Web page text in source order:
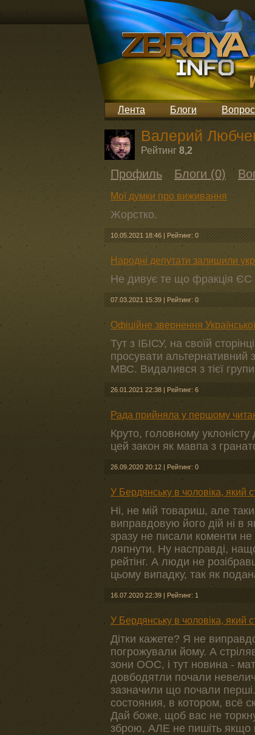
Лента Блоги
Валерий
Рейтинг 8,2
Профиль Блоги (0)
Мої думки про виживання
Жорстко.
10.05.2021 18:46 | Рейтинг: 0
Народні депутати залишили
Не дивує те що фракція ЄС
07.03.2021 15:39 | Рейтинг: 0
Офіційне звернення
Тут з ІБІСУ, на своїй
просувати альтернативний
МВС. Видалився з тієї
26.01.2021 22:38 | Рейтинг: 6
Рада прийняла у першому
Круто, головному
цей закон як мавпа з
26.09.2020 20:12 | Рейтинг: 0
У Бердянську в чоловіка, який
Ні, не мій товариш, але
виправдовую його дій ні в
зразу не писали коменти
ляпнути. Ну насправді,
рейтінг. А люди не
цьому випадку, так як
16.07.2020 22:39 | Рейтинг: 1
У Бердянську в чоловіка, який
Дітки кажете? Я не
погрожували йому. А
зони ООС, і тут новина -
довбодятли почали
зазначили що почали
состояния, в котором, всё
Дай боже, щоб вас не
зброю, АЛЕ не пишіть якщо